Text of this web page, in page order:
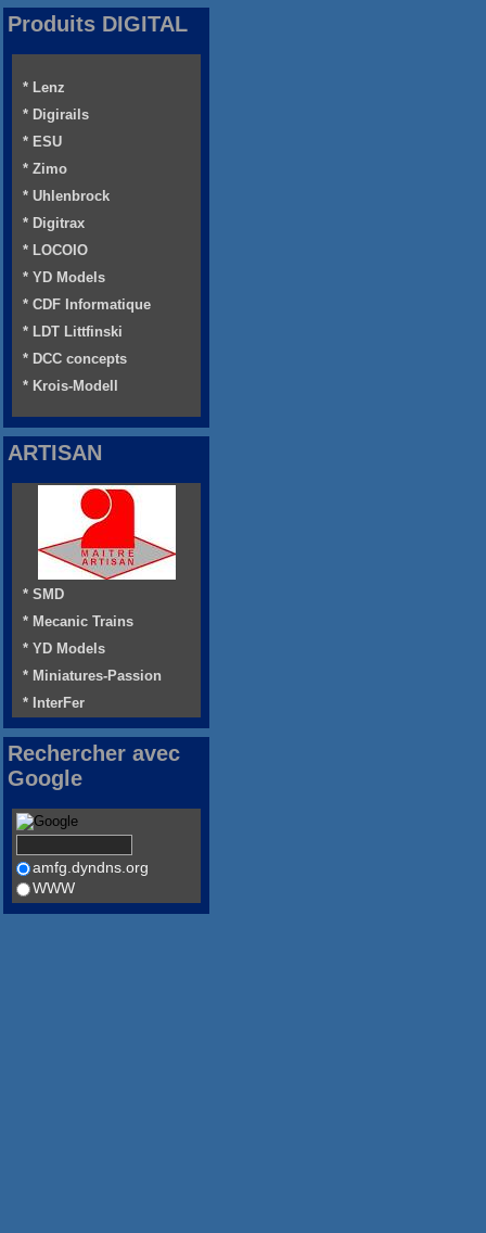
Produits DIGITAL
* Lenz
* Digirails
* ESU
* Zimo
* Uhlenbrock
* Digitrax
* LOCOIO
* YD Models
* CDF Informatique
* LDT Littfinski
* DCC concepts
* Krois-Modell
ARTISAN
* SMD
* Mecanic Trains
* YD Models
* Miniatures-Passion
* InterFer
Rechercher avec
Google
amfg.dyndns.org
WWW